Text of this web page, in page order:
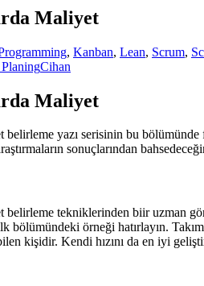
Maliyet
, Kanban, Lean, Scrum,
Cihan
Maliyet
belirleme yazı serisinin bu
sonuçlarından
belirleme tekniklerinden biir uzman
ilk bölümündeki örneği hatırlayın.
kişidir. Kendi hızını da en iyi